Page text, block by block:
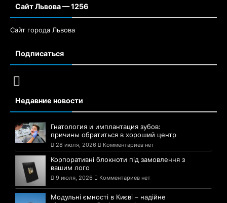
Сайт Львова — 1256
Сайт города Львова
Подписаться
Недавние новости
Гнатология и имплантация зубов:
причины обратиться в хороший центр
28 июля, 2026 Комментариев нет
Корпоративні блокноти під замовлення з
вашим лого
9 июля, 2026 Комментариев нет
Модульні ємності в Києві – надійне